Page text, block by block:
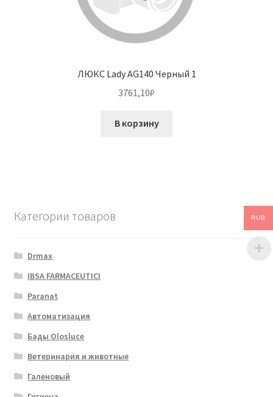
ЛЮКС Lady AG140 Черный 1
3761,10₽
В корзину
Категории товаров
Drmax
IBSA FARMACEUTICI
Paranat
Автоматизация
Бады Olosluce
Ветеринария и животные
Галеновый
RUB